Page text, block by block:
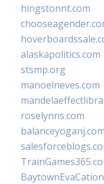
hingstonnt.com
alaskapolitics.com
stsmp.org
manoelneves.com
roselynns.com
balanceyoganj.com